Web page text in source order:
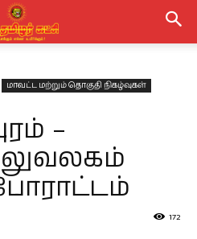
மாவட்ட மற்றும் தொகுதி நிகழ்வுகள்
–
172